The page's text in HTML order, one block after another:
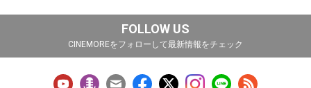
FOLLOW US
CINEMOREをフォローして最新情報をチェック